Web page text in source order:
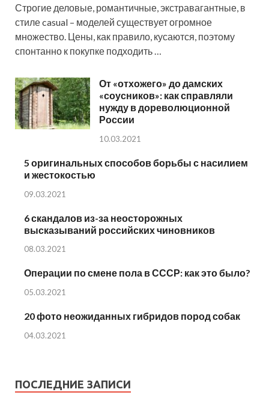
Строгие деловые, романтичные, экстравагантные, в
стиле casual – моделей существует огромное
множество. Цены, как правило, кусаются, поэтому
спонтанно к покупке подходить …
От «отхожего» до дамских
«соусников»: как справляли
нужду в дореволюционной
России
10.03.2021
5 оригинальных способов борьбы с насилием
и жестокостью
09.03.2021
6 скандалов из-за неосторожных
высказываний российских чиновников
08.03.2021
Операции по смене пола в СССР: как это было?
05.03.2021
20 фото неожиданных гибридов пород собак
04.03.2021
ПОСЛЕДНИЕ ЗАПИСИ